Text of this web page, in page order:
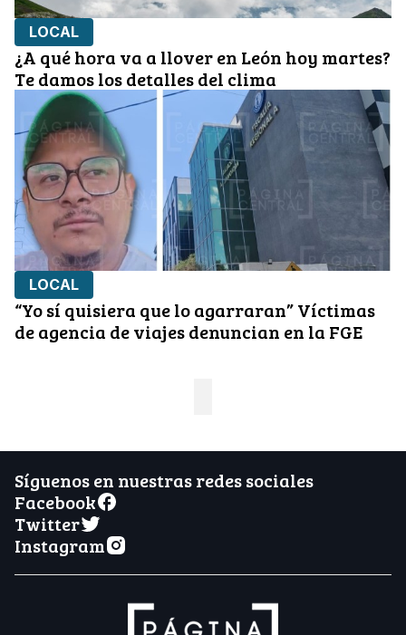
LOCAL
¿A qué hora va a llover en León hoy martes?
Te damos los detalles del clima
LOCAL
“Yo sí quisiera que lo agarraran” Víctimas
de agencia de viajes denuncian en la FGE
Síguenos en nuestras redes sociales
Facebook
Twitter
Instagram